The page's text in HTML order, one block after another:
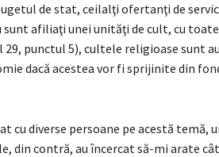
de stat, ceilalţi ofertanţi de
sunt afiliaţi unei unităţi de cult, cu
punctul 5), cultele religioase sunt
dacă acestea vor fi sprijinite din
diverse persoane pe acestă temă,
din contră, au încercat să-mi arate